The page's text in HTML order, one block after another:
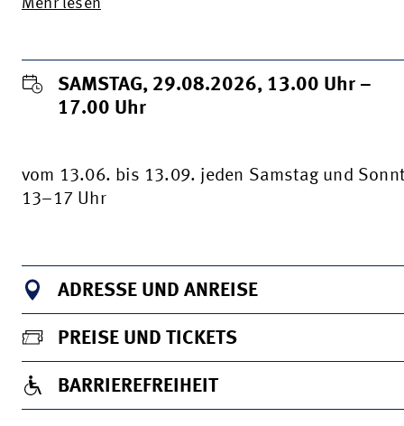
Mehr lesen
SAMSTAG, 29.08.2026, 13.00 Uhr
17.00 Uhr
vom 13.06. bis 13.09. jeden Samstag und
13–17 Uhr
ADRESSE UND ANREISE
PREISE UND TICKETS
BARRIEREFREIHEIT